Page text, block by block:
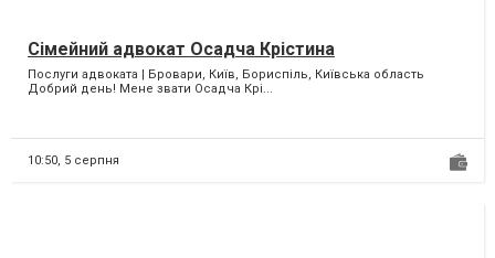
Сімейний адвокат Осадча Крістина
Послуги адвоката | Бровари, Київ, Бориспіль, Київська область
Добрий день! Мене звати Осадча Крі...
10:50, 5 серпня